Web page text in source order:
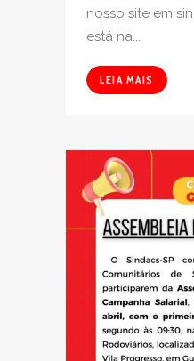
nosso site em
está na...
LEIA MAIS